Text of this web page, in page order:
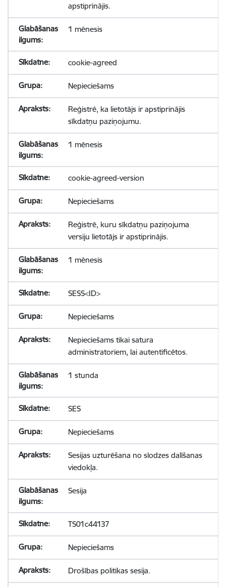
apstiprinājis.
1 mēnesis
cookie-agreed
Nepieciešams
Reģistrē, ka lietotājs ir apstiprinājis
sīkdatņu paziņojumu.
1 mēnesis
cookie-agreed-version
Nepieciešams
Reģistrē, kuru sīkdatņu paziņojuma
versiju lietotājs ir apstiprinājis.
1 mēnesis
SESS<ID>
Nepieciešams
Nepieciešams tikai satura
administratoriem, lai autentificētos.
1 stunda
SES
Nepieciešams
Sesijas uzturēšana no slodzes dalīšanas
viedokļa.
Sesija
TS01c44137
Nepieciešams
Drošības politikas sesija.